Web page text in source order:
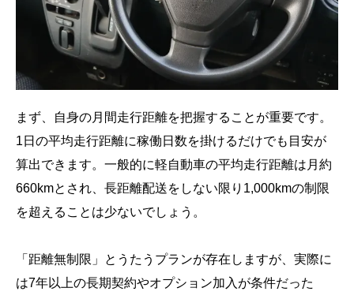
まず、自身の月間走行距離を把握することが重要です。
1日の平均走行距離に稼働日数を掛けるだけでも目安が
算出できます。一般的に軽自動車の平均走行距離は月約
660kmとされ、長距離配送をしない限り1,000kmの制限
を超えることは少ないでしょう。
「距離無制限」とうたうプランが存在しますが、実際に
は7年以上の長期契約やオプション加入が条件だった